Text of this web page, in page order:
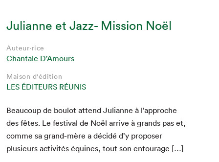
Julianne et Jazz- Mission Noël
Auteur·rice
Chantale D'Amours
Maison d'édition
LES ÉDITEURS RÉUNIS
Beau­coup de boulot attend Julianne à l’approche
des fêtes. Le fes­ti­val de Noël arrive à grands pas et,
comme sa grand-mère a décidé d’y pro­pos­er
plusieurs activ­ités équines, tout son entourage […]